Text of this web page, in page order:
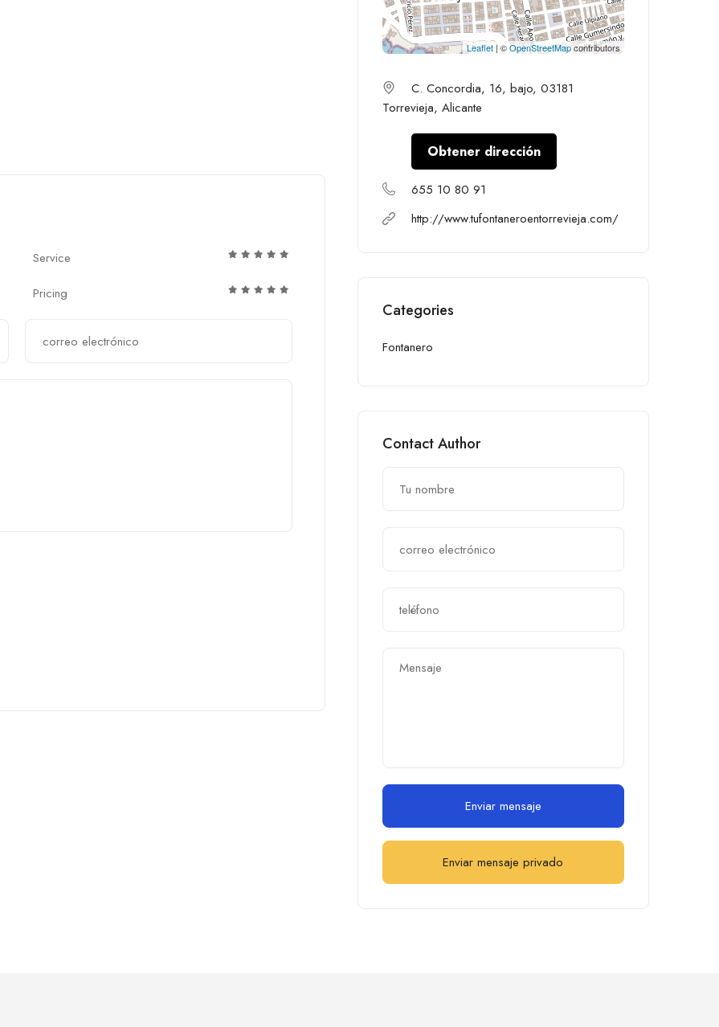
Service
Pricing
Leaflet| ©OpenStreetMapcontributors
C. Concordia, 16, bajo, 03181
Torrevieja, Alicante
Obtener dirección
655 10 80 91
http://www.tufontaneroentorrevieja.com/
Categories
Fontanero
Contact Author
Enviar mensaje
Enviar mensaje privado